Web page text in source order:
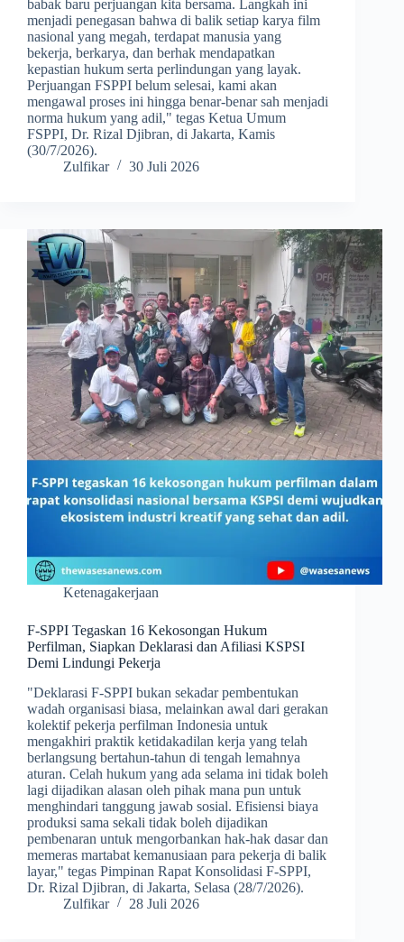
babak baru perjuangan kita bersama. Langkah ini
menjadi penegasan bahwa di balik setiap karya film
nasional yang megah, terdapat manusia yang
bekerja, berkarya, dan berhak mendapatkan
kepastian hukum serta perlindungan yang layak.
Perjuangan FSPPI belum selesai, kami akan
mengawal proses ini hingga benar-benar sah menjadi
norma hukum yang adil," tegas Ketua Umum
FSPPI, Dr. Rizal Djibran, di Jakarta, Kamis
(30/7/2026).
Zulfikar
30 Juli 2026
Ketenagakerjaan
F-SPPI Tegaskan 16 Kekosongan Hukum
Perfilman, Siapkan Deklarasi dan Afiliasi KSPSI
Demi Lindungi Pekerja
​"Deklarasi F-SPPI bukan sekadar pembentukan
wadah organisasi biasa, melainkan awal dari gerakan
kolektif pekerja perfilman Indonesia untuk
mengakhiri praktik ketidakadilan kerja yang telah
berlangsung bertahun-tahun di tengah lemahnya
aturan. Celah hukum yang ada selama ini tidak boleh
lagi dijadikan alasan oleh pihak mana pun untuk
menghindari tanggung jawab sosial. Efisiensi biaya
produksi sama sekali tidak boleh dijadikan
pembenaran untuk mengorbankan hak-hak dasar dan
memeras martabat kemanusiaan para pekerja di balik
layar," tegas Pimpinan Rapat Konsolidasi F-SPPI,
Dr. Rizal Djibran, di Jakarta, Selasa (28/7/2026).
Zulfikar
28 Juli 2026